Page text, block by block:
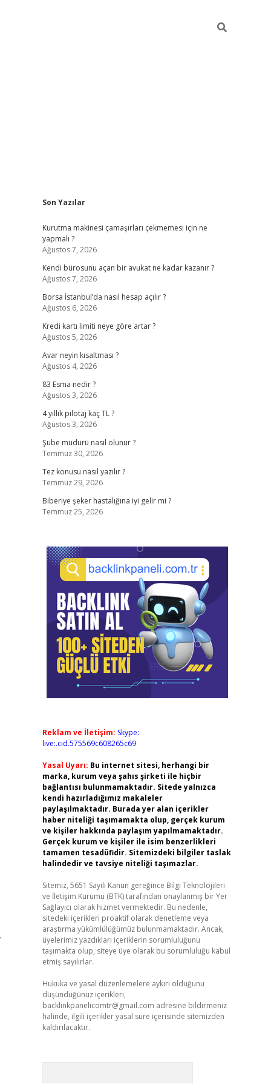
Sidebar
Son Yazılar
Kurutma makinesi çamaşırları çekmemesi için ne
yapmalı ?
Ağustos 7, 2026
Kendi bürosunu açan bir avukat ne kadar kazanır ?
Ağustos 7, 2026
Borsa İstanbul’da nasıl hesap açılır ?
Ağustos 6, 2026
Kredi kartı limiti neye göre artar ?
Ağustos 5, 2026
Avar neyin kısaltması ?
Ağustos 4, 2026
83 Esma nedir ?
Ağustos 3, 2026
4 yıllık pilotaj kaç TL ?
Ağustos 3, 2026
Şube müdürü nasıl olunur ?
Temmuz 30, 2026
Tez konusu nasıl yazılır ?
Temmuz 29, 2026
Biberiye şeker hastalığına iyi gelir mi ?
Temmuz 25, 2026
Reklam ve İletişim: Skype:
live:.cid.575569c608265c69
Yasal Uyarı: Bu internet sitesi, herhangi bir
marka, kurum veya şahıs şirketi ile hiçbir
bağlantısı bulunmamaktadır. Sitede yalnızca
kendi hazırladığımız makaleler
paylaşılmaktadır. Burada yer alan içerikler
haber niteliği taşımamakta olup, gerçek kurum
ve kişiler hakkında paylaşım yapılmamaktadır.
Gerçek kurum ve kişiler ile isim benzerlikleri
tamamen tesadüfidir. Sitemizdeki bilgiler taslak
halindedir ve tavsiye niteliği taşımazlar.
Sitemiz, 5651 Sayılı Kanun gereğince Bilgi Teknolojileri
ve İletişim Kurumu (BTK) tarafından onaylanmış bir Yer
Sağlayıcı olarak hizmet vermektedir. Bu nedenle,
sitedeki içerikleri proaktif olarak denetleme veya
araştırma yükümlülüğümüz bulunmamaktadır. Ancak,
üyelerimiz yazdıkları içeriklerin sorumluluğunu
taşımakta olup, siteye üye olarak bu sorumluluğu kabul
etmiş sayılırlar.
Hukuka ve yasal düzenlemelere aykırı olduğunu
düşündüğünüz içerikleri,
backlinkpanelicomtr@gmail.com adresine bildirmeniz
halinde, ilgili içerikler yasal süre içerisinde sitemizden
kaldırılacaktır.